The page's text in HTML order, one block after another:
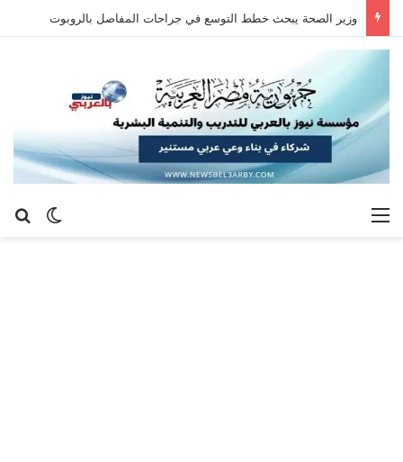
وزير الصحة يبحث خطط التوسع في جراحات المفاصل بالروبوت
الوضع القائمة